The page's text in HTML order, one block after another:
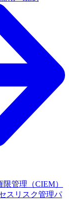
管理（CIEM）
スリスク管理パ